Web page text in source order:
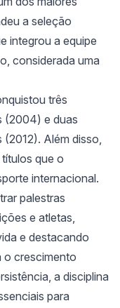
a seleção
integrou a equipe
considerada uma
três
(2004) e duas
Além disso,
que o
internacional.
palestras
e atletas,
e destacando
o crescimento
a disciplina
para